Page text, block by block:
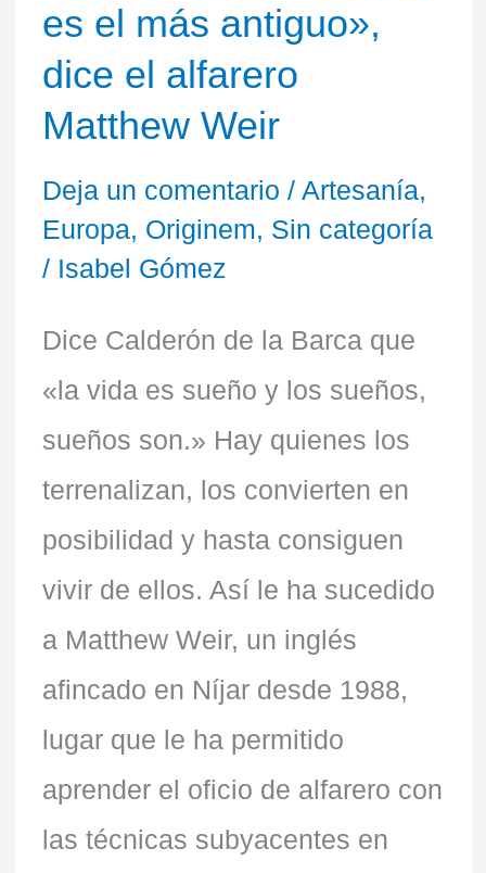
es el más antiguo»,
dice el alfarero
Matthew Weir
Deja un comentario / Artesanía,
Europa, Originem, Sin categoría
/ Isabel Gómez
Dice Calderón de la Barca que
«la vida es sueño y los sueños,
sueños son.» Hay quienes los
terrenalizan, los convierten en
posibilidad y hasta consiguen
vivir de ellos. Así le ha sucedido
a Matthew Weir, un inglés
afincado en Níjar desde 1988,
lugar que le ha permitido
aprender el oficio de alfarero con
las técnicas subyacentes en
más
moderno
es
el
más
antiguo»,
dice
el
alfarero
Matthew
Weir